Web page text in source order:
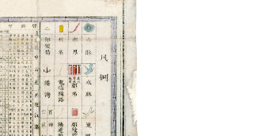
業務内容、沿革等
利用案内
開館時間、利用方法等
刊行物
情報紙、湖国と文化等